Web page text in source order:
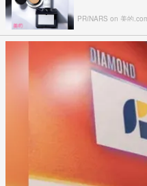
PR(NARS on 美的